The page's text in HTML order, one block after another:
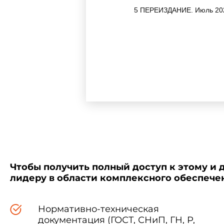
5 ПЕРЕИЗДАНИЕ. Июль
* В тексте переиздания
"О стандартизации в
агентства по техническому
Чтобы получить полный доступ к этому и
лидеру в области комплексного
Нормативно-техническая
документация (ГОСТ, СНиП, ГН, Р,